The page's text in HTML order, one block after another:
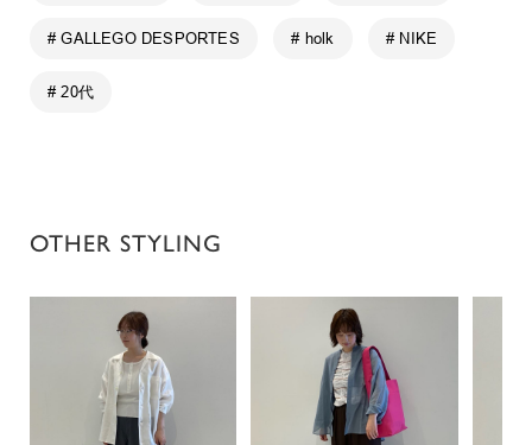
# GALLEGO DESPORTES # holk # NIKE
# 20代
OTHER STYLING